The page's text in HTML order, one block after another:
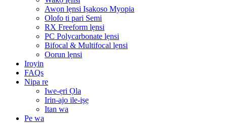
Awọn lẹnsi Iṣakoso Myopia
Olofo ti pari Semi
RX Freeform lẹnsi
PC Polycarbonate lẹnsi
Bifocal & Multifocal lẹnsi
Oorun lẹnsi
Iroyin
FAQs
Nipa re
Iwe-ẹri Ọla
Irin-ajo ile-iṣẹ
Itan wa
Pe wa